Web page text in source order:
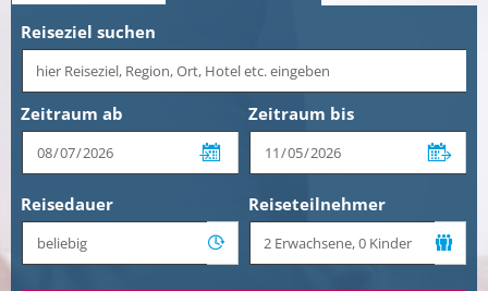
Reiseziel suchen
Zeitraum ab Zeitraum bis
Reisedauer Reiseteilnehmer